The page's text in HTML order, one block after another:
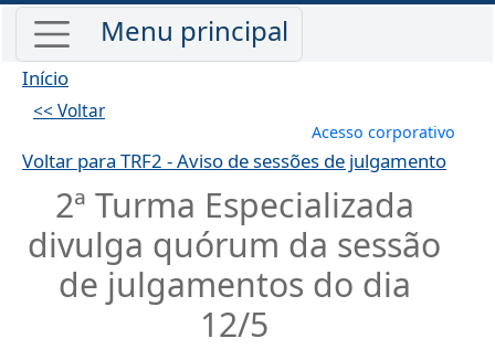
Início
<< Voltar
Menu de
Acesso corporativo
Voltar para TRF2 - Aviso de sessões de julgamento
2ª Turma Especializada
divulga quórum da sessão
de julgamentos do dia
12/5